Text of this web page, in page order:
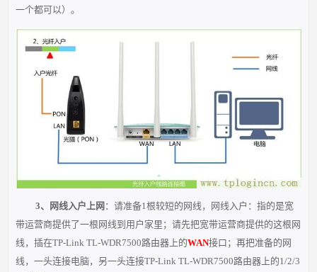
一个都可以）。
3、网线入户上网：请准备1根较短的网线，网线入户：指的是宽
带运营商提供了一根网线到用户家里；请先把宽带运营商提供的这根网
线，插在TP-Link TL-WDR7500路由器上的WAN接口；再把准备的网
线，一头连接电脑，另一头连接TP-Link TL-WDR7500路由器上的1/2/3